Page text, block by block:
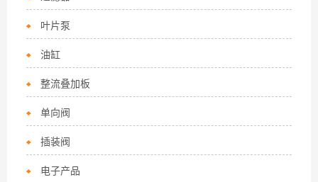
叶片泵
油缸
整流叠加板
单向阀
插装阀
电子产品